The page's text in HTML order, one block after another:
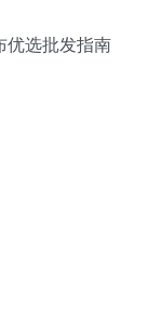
优选批发指南